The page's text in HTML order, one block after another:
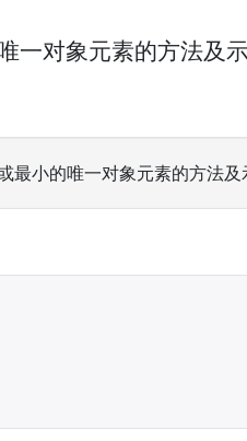
一对象元素的方法及
小的唯一对象元素的方法及